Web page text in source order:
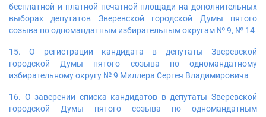
бесплатной и платной печатной площади на дополнительных
выборах депутатов Зверевской городской Думы пятого
созыва по одномандатным избирательным округам № 9, № 14
15. О регистрации кандидата в депутаты Зверевской
городской Думы пятого созыва по одномандатному
избирательному округу № 9 Миллера Сергея Владимировича
16. О заверении списка кандидатов в депутаты Зверевской
городской Думы пятого созыва по одномандатным